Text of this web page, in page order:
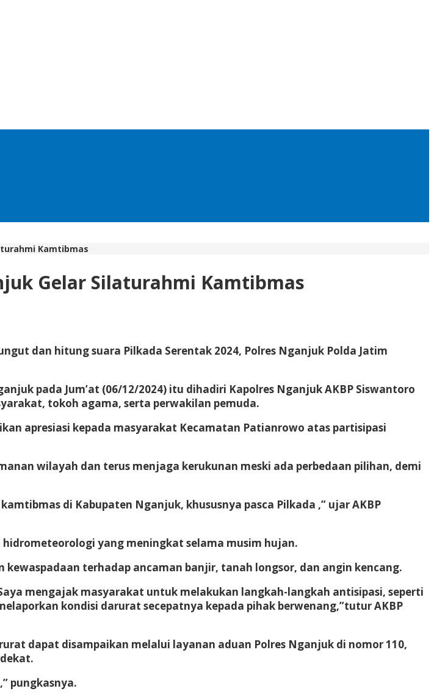
Kamtibmas
Gelar Silaturahmi Kamtibmas
dan hitung suara Pilkada Serentak 2024, Polres Nganjuk Polda Jatim
pada Jum’at (06/12/2024) itu dihadiri Kapolres Nganjuk AKBP Siswantoro
tokoh agama, serta perwakilan pemuda.
apresiasi kepada masyarakat Kecamatan Patianrowo atas partisipasi
wilayah dan terus menjaga kerukunan meski ada perbedaan pilihan, demi
di Kabupaten Nganjuk, khususnya pasca Pilkada ,” ujar AKBP
yang meningkat selama musim hujan.
terhadap ancaman banjir, tanah longsor, dan angin kencang.
mengajak masyarakat untuk melakukan langkah-langkah antisipasi, seperti
kondisi darurat secepatnya kepada pihak berwenang,”tutur AKBP
dapat disampaikan melalui layanan aduan Polres Nganjuk di nomor 110,
pungkasnya.